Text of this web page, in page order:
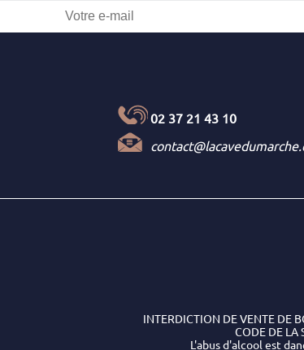
02 37 21 43 10
INTERDICTION DE VENTE DE
CODE DE LA
L'abus d'alcool est